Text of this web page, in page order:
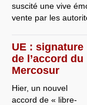
suscité une vive
vente par les
UE : signature
de l’accord du
Mercosur
Hier, un nouvel
accord de « libre-